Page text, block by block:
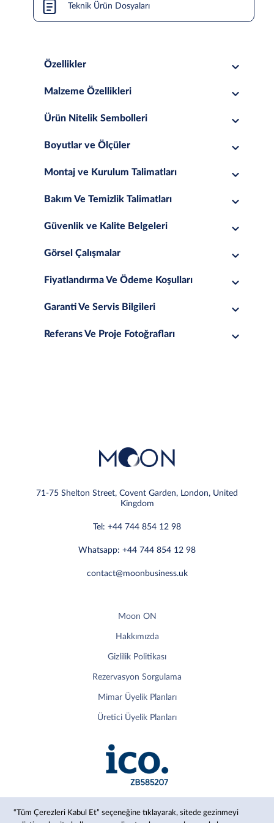
Teknik Ürün Dosyaları
Özellikler
Malzeme Özellikleri
Ürün Nitelik Sembolleri
Boyutlar ve Ölçüler
Montaj ve Kurulum Talimatları
Bakım Ve Temizlik Talimatları
Güvenlik ve Kalite Belgeleri
Görsel Çalışmalar
Fiyatlandırma Ve Ödeme Koşulları
Garanti Ve Servis Bilgileri
Referans Ve Proje Fotoğrafları
“Tüm Çerezleri Kabul Et” seçeneğine tıklayarak, sitede gezinmeyi
71-75 Shelton Street, Covent Garden, London, United
Kingdom
Tel: +44 744 854 12 98
Whatsapp: +44 744 854 12 98
contact@moonbusiness.uk
Moon ON
Hakkımızda
Gizlilik Politikası
Rezervasyon Sorgulama
Mimar Üyelik Planları
Üretici Üyelik Planları